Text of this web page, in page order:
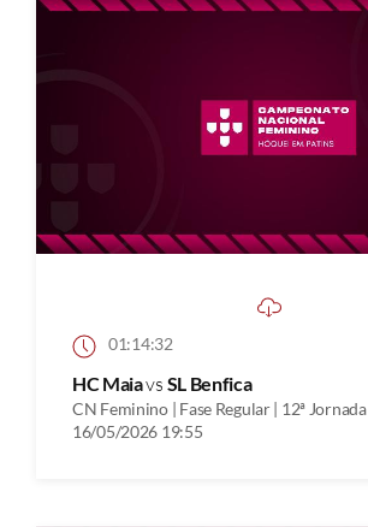
01:14:32
HC Maiavs SL Benfica
CN Feminino | Fase Regular | 12ª Jornada
16/05/2026 19:55